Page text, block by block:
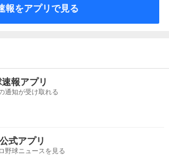
報をアプリで見る
報アプリ
通知が受け取れる
式アプリ
野球ニュースを見る